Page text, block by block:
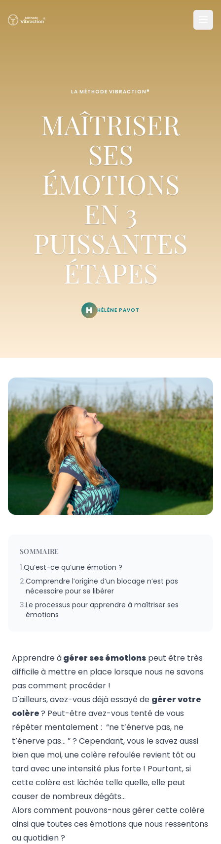
LA MÉTHODE VIBRACTION®
MAÎTRISER
SES
ÉMOTIONS
EN 3
PUISSANTES
ÉTAPES
H HÉLÈNE PAVOT
SOMMAIRE
1.Qu’est-ce qu’une émotion ?
2.Comprendre l’origine d’un blocage n’est pas
nécessaire pour se libérer
3.Le processus pour apprendre à maîtriser ses
émotions
Apprendre àgérer ses émotions peut être très
difficile à mettre en place lorsque nous ne savons
pas comment procéder !
D'ailleurs, avez-vous déjà essayé de gérer votre
colère? Peut-être avez-vous tenté de vous
répéter mentalement : “ne t’énerve pas, ne
t’énerve pas… ” ? Cependant, vous le savez aussi
bien que moi, une colère refoulée revient tôt ou
tard avec une intensité plus forte ! Pourtant, si
cette colère est lâchée telle quelle, elle peut
causer de nombreux dégâts…
Alors comment pouvons-nous gérer cette colère
ainsi que toutes ces émotions que nous ressentons
au quotidien ?